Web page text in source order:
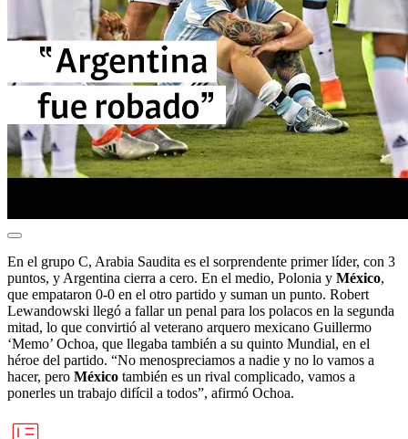
En el grupo C, Arabia Saudita es el sorprendente primer líder, con 3
puntos, y Argentina cierra a cero. En el medio, Polonia y México,
que empataron 0-0 en el otro partido y suman un punto. Robert
Lewandowski llegó a fallar un penal para los polacos en la segunda
mitad, lo que convirtió al veterano arquero mexicano Guillermo
‘Memo’ Ochoa, que llegaba también a su quinto Mundial, en el
héroe del partido. “No menospreciamos a nadie y no lo vamos a
hacer, pero México también es un rival complicado, vamos a
ponerles un trabajo difícil a todos”, afirmó Ochoa.